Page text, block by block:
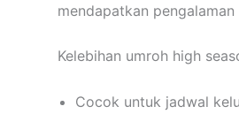
mendapatkan
Kelebihan umroh high
Cocok untuk jadwal